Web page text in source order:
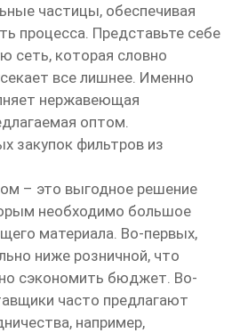
частицы, обеспечивая
процесса. Представьте себе
сеть, которая словно
все лишнее. Именно
нержавеющая
оптом.
закупок фильтров из
– это выгодное решение
необходимо большое
материала. Во-первых,
ниже розничной, что
сэкономить бюджет. Во-
часто предлагают
например,